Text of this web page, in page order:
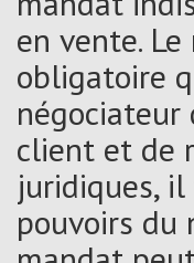
en vente.
obligatoire
négociateur
client et de
juridiques,
pouvoirs du